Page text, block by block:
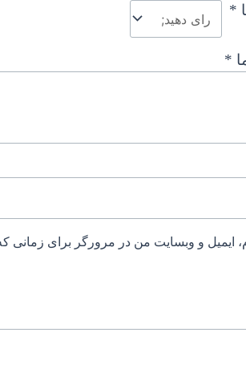
*
*
ایمیل و وبسایت من در مرورگر برای زمانی